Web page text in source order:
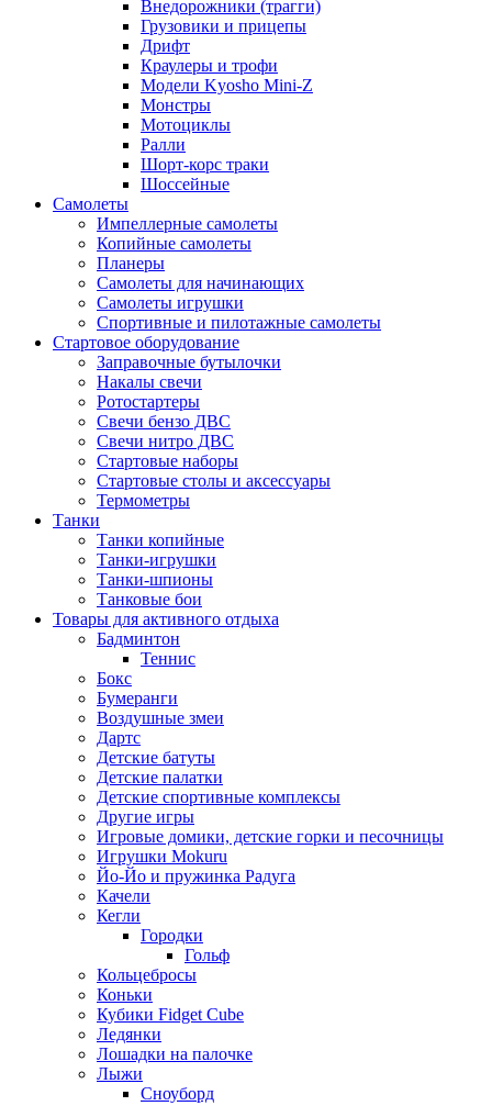
Внедорожники (трагги)
Грузовики и прицепы
Дрифт
Краулеры и трофи
Модели Kyosho Mini-Z
Монстры
Мотоциклы
Ралли
Шорт-корс траки
Шоссейные
Самолеты
Импеллерные самолеты
Копийные самолеты
Планеры
Самолеты для начинающих
Самолеты игрушки
Спортивные и пилотажные самолеты
Стартовое оборудование
Заправочные бутылочки
Накалы свечи
Ротостартеры
Свечи бензо ДВС
Свечи нитро ДВС
Стартовые наборы
Стартовые столы и аксессуары
Термометры
Танки
Танки копийные
Танки-игрушки
Танки-шпионы
Танковые бои
Товары для активного отдыха
Бадминтон
Теннис
Бокс
Бумеранги
Воздушные змеи
Дартс
Детские батуты
Детские палатки
Детские спортивные комплексы
Другие игры
Игровые домики, детские горки и песочницы
Игрушки Mokuru
Йо-Йо и пружинка Радуга
Качели
Кегли
Городки
Гольф
Кольцебросы
Коньки
Кубики Fidget Cube
Ледянки
Лошадки на палочке
Лыжи
Сноуборд